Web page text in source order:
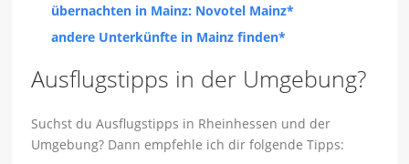
übernachten in Mainz: Novotel Mainz*
andere Unterkünfte in Mainz finden*
Ausflugstipps in der Umgebung?
Suchst du Ausflugstipps in Rheinhessen und der
Umgebung? Dann empfehle ich dir folgende Tipps: